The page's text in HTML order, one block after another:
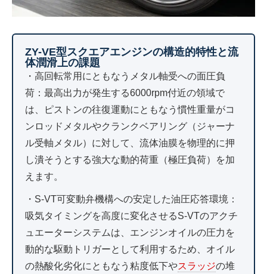
ZY-VE型スクエアエンジンの構造的特性と流
体潤滑上の課題
・高回転常用にともなうメタル軸受への面圧負
荷：最高出力が発生する6000rpm付近の領域で
は、ピストンの往復運動にともなう慣性重量がコ
ンロッドメタルやクランクベアリング（ジャーナ
ル受軸メタル）に対して、流体油膜を物理的に押
し潰そうとする強大な動的荷重（極圧負荷）を加
えます。
・S-VT可変動弁機構への安定した油圧応答環境：
吸気タイミングを高度に変化させるS-VTのアクチ
ュエーターシステムは、エンジンオイルの圧力を
動的な駆動トリガーとして利用するため、オイル
の熱酸化劣化にともなう粘度低下やスラッジの堆